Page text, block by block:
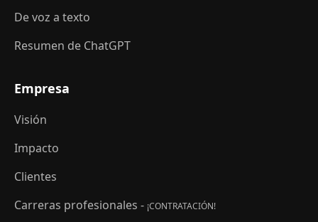
De voz a texto
Resumen de ChatGPT
Empresa
Visión
Impacto
Clientes
Carreras profesionales - ¡CONTRATACIÓN!